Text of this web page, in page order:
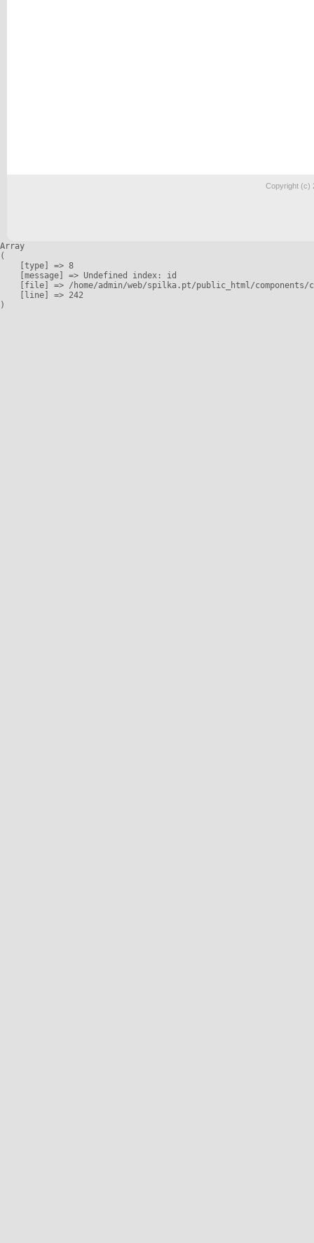
Copyright (c)
Array
(
    [type] => 8
    [message] => Undefined index: id
[file] => /home/admin/web/spilka.pt/public_html/
    [line] => 242